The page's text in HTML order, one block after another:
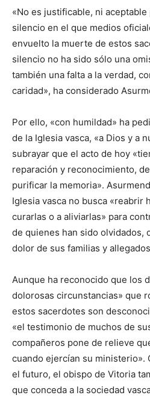
«No es justificable, ni
silencio en el que medios
envuelto la muerte de estos
silencio no ha sido sólo una
también una falta a la verdad,
caridad», ha considerado
Por ello, «con humildad» ha
de la Iglesia vasca, «a Dios y a
subrayar que el acto de hoy
reparación y reconocimiento,
purificar la memoria».
Iglesia vasca no busca «reabrir
curarlas o a aliviarlas» para
de quienes han sido olvidados,
dolor de sus familias y
Aunque ha reconocido que los
dolorosas circunstancias» que
estos sacerdotes son
«el testimonio de muchos de
compañeros pone de relieve
cuando ejercían su ministerio».
el futuro, el obispo de Vitoria
que conceda a la sociedad